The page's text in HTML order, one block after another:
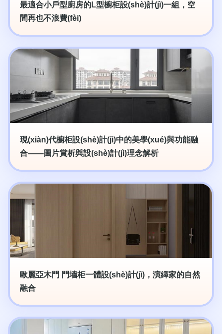
最適合小戶型廚房的L型櫥柜設(shè)計(jì)一組，空
間再也不浪費(fèi)
現(xiàn)代櫥柜設(shè)計(jì)中的美學(xué)與功能融
合——圖片賞析與設(shè)計(jì)理念解析
歐麗亞木門 門墻柜一體設(shè)計(jì)，演繹家的自然
融合